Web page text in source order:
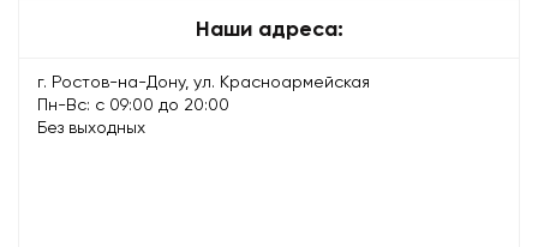
Наши адреса:
г. Ростов-на-Дону, ул. Красноармейская
Пн-Вс: с 09:00 до 20:00
Без выходных